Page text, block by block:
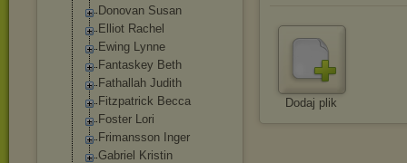
Donovan Susan
Elliot Rachel
Ewing Lynne
Fantaskey Beth
Fathallah Judith
Fitzpatrick Becca
Foster Lori
Frimansson Inger
Gabriel Kristin
Dodaj plik